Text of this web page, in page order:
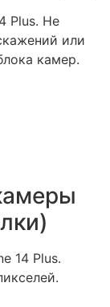
Plus. Не
или
камер.
14 Plus.